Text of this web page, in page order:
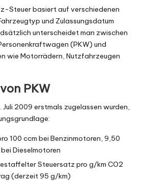
Steuer basiert auf verschiedenen
und Zulassungsdatum
unterscheidet man zwischen
(PKW) und
wie Motorrädern, Nutzfahrzeugen
PKW
Juli 2009 erstmals zugelassen wurden,
100 ccm bei Benzinmotoren, 9,50
Dieselmotoren
Steuersatz pro g/km CO2
(derzeit 95 g/km)